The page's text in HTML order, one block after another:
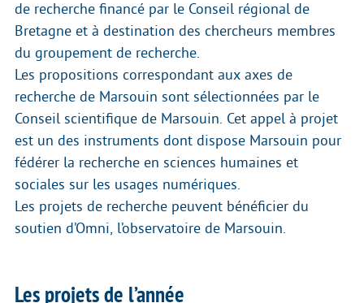
de recherche financé par le Conseil régional de
Bretagne et à destination des chercheurs membres
du groupement de recherche.
Les propositions correspondant aux axes de
recherche de Marsouin sont sélectionnées par le
Conseil scientifique de Marsouin. Cet appel à projet
est un des instruments dont dispose Marsouin pour
fédérer la recherche en sciences humaines et
sociales sur les usages numériques.
Les projets de recherche peuvent bénéficier du
soutien d’Omni, l’observatoire de Marsouin.
Les projets de l’année